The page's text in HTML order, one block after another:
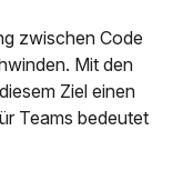
zwischen Code
Mit den
Ziel einen
Teams bedeutet